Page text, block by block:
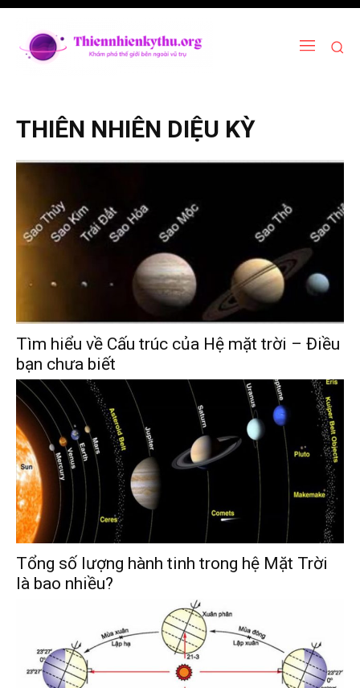
THIÊN NHIÊN DIỆU KỲ
Tìm hiểu về Cấu trúc của Hệ mặt trời – Điều
bạn chưa biết
Tổng số lượng hành tinh trong hệ Mặt Trời
là bao nhiều?